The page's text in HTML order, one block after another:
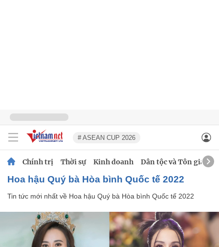
# ASEAN CUP 2026
Chính trị Thời sự Kinh doanh Dân tộc và Tôn giáo
Hoa hậu Quý bà Hòa bình Quốc tế 2022
Tin tức mới nhất về Hoa hậu Quý bà Hòa bình Quốc tế 2022